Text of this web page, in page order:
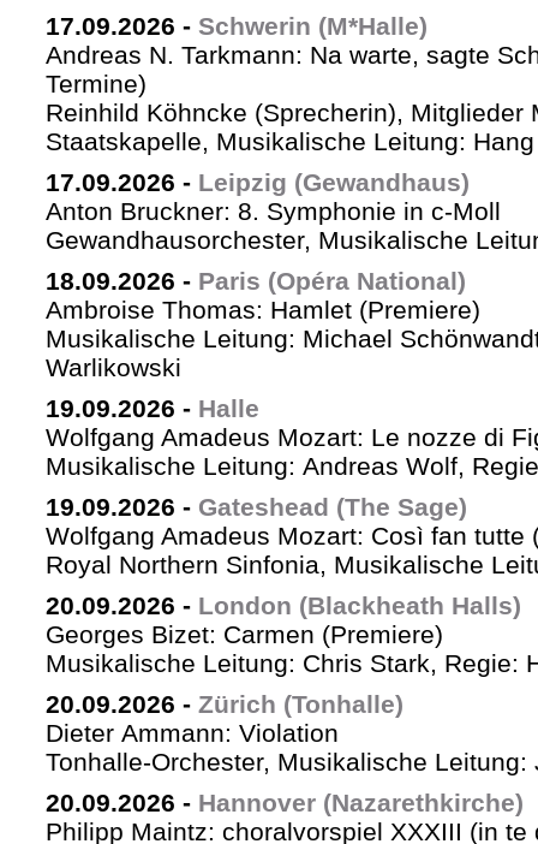
17.09.2026 - Schwerin (M*Halle)
Andreas N. Tarkmann: Na warte, sagte
Termine)
Reinhild Köhncke (Sprecherin), Mitglieder
Staatskapelle, Musikalische Leitung:
17.09.2026 - Leipzig (Gewandhaus)
Anton Bruckner: 8. Symphonie in c-Moll
Gewandhausorchester, Musikalische
18.09.2026 - Paris (Opéra National)
Ambroise Thomas: Hamlet (Premiere)
Musikalische Leitung: Michael
Warlikowski
19.09.2026 - Halle
Wolfgang Amadeus Mozart: Le nozze di
Musikalische Leitung: Andreas Wolf,
19.09.2026 - Gateshead (The Sage)
Wolfgang Amadeus Mozart: Così fan tutte
Royal Northern Sinfonia, Musikalische
20.09.2026 - London (Blackheath Halls)
Georges Bizet: Carmen (Premiere)
Musikalische Leitung: Chris Stark, Regie:
20.09.2026 - Zürich (Tonhalle)
Dieter Ammann: Violation
Tonhalle-Orchester, Musikalische Leitung:
20.09.2026 - Hannover (Nazarethkirche)
Philipp Maintz: choralvorspiel XXXIII (in te